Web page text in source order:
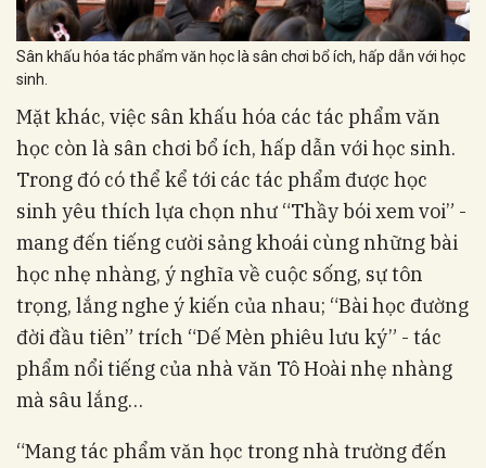
Sân khấu hóa tác phẩm văn học là sân chơi bổ ích, hấp dẫn với học
sinh.
Mặt khác, việc sân khấu hóa các tác phẩm văn
học còn là sân chơi bổ ích, hấp dẫn với học sinh.
Trong đó có thể kể tới các tác phẩm được học
sinh yêu thích lựa chọn như “Thầy bói xem voi” -
mang đến tiếng cười sảng khoái cùng những bài
học nhẹ nhàng, ý nghĩa về cuộc sống, sự tôn
trọng, lắng nghe ý kiến của nhau; “Bài học đường
đời đầu tiên” trích “Dế Mèn phiêu lưu ký” - tác
phẩm nổi tiếng của nhà văn Tô Hoài nhẹ nhàng
mà sâu lắng…
“Mang tác phẩm văn học trong nhà trường đến